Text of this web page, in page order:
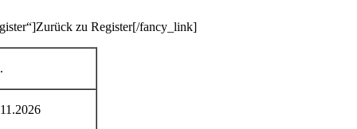
zu Register[/fancy_link]